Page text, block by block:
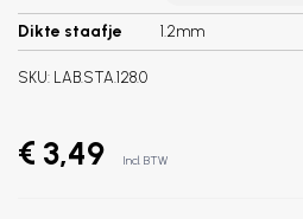
Dikte staafje 1.2mm
SKU: LAB.STA.128.0
€ 3,49 Incl. BTW